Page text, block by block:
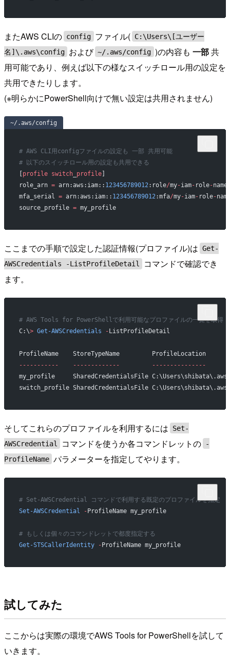
またAWS CLIの config ファイル( C:\Users\[ユーザー
名]\.aws\config および ~/.aws/config )の内容も一部共
用可能であり、例えば以下の様なスイッチロール用の設定を
共用できたりします。
(※明らかにPowerShell向けで無い設定は共用されません)
~/.aws/config
# AWS CLI用configファイルの設定も 一部 共用可能
# 以下のスイッチロール用の設定も共用できる
profile switch_ profile]
role_arn = arn:aws:iam:: 123456789012:role/my-iam- role-name
mfa_serial = arn:aws:iam:: 123456789012:mfa/my-iam- role-
source_profile = my_profile
ここまでの手順で設定した認証情報(プロファイル)は Get-
AWSCredentials -ListProfileDetail
コマンドで確認でき
ます。
# AWS Tools for PowerShellで利用可能なプロファイルの一覧を取得
C:\> Get-AWSCredentials - ListProfileDetail
ProfileName    StoreTypeName         ProfileLocation
-----------
    -------------
         ---------------
my_profile     SharedCredentialsFile
switch_profile SharedCredentialsFile
そしてこれらのプロファイルを利用するには
Set-
AWSCredential
コマンドを使うか各コマンドレットの
-
ProfileName パラメーターを指定してやります。
# Set-AWSCredential コマンドで利用する既定のプロファイルを指定
Set-AWSCredential
-ProfileName my_profile
# もしくは個々のコマンドレットで都度指定する
Get-STSCallerIdentity -ProfileName my_profile
試してみた
ここからは実際の環境でAWS Tools for PowerShellを試して
いきます。